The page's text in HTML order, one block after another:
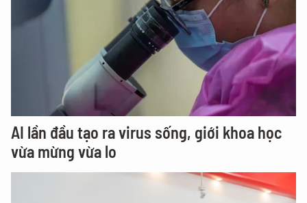
AI lần đầu tạo ra virus sống, giới khoa học
vừa mừng vừa lo